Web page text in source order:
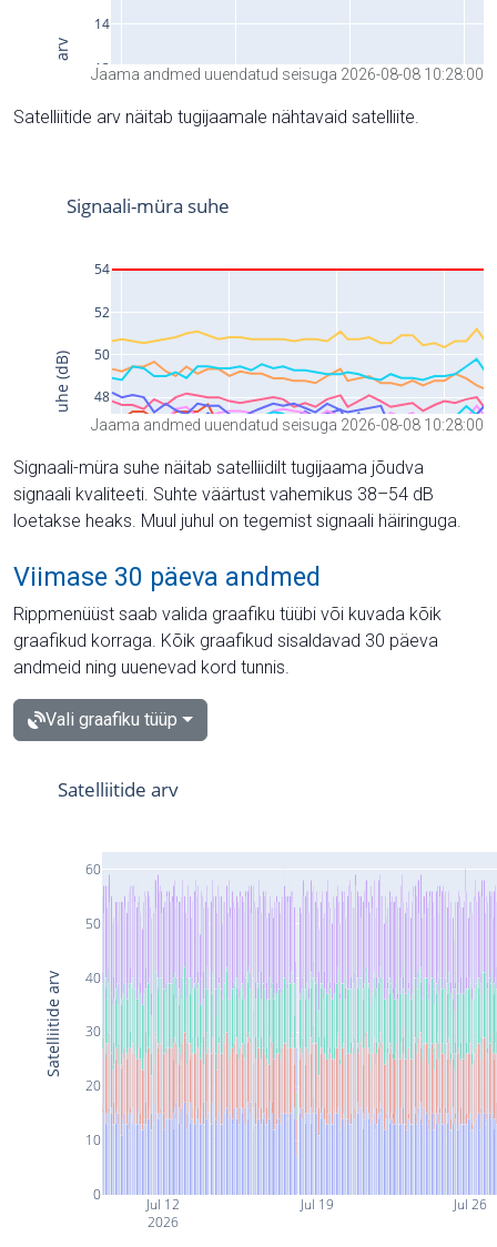
Jaama andmed uuendatud seisuga 2026-08-08 10:28:00
Satelliitide arv näitab tugijaamale nähtavaid satelliite.
Jaama andmed uuendatud seisuga 2026-08-08 10:28:00
Signaali-müra suhe näitab satelliidilt tugijaama jõudva
signaali kvaliteeti. Suhte väärtust vahemikus 38–54 dB
loetakse heaks. Muul juhul on tegemist signaali häiringuga.
Viimase 30 päeva andmed
Rippmenüüst saab valida graafiku tüübi või kuvada kõik
graafikud korraga. Kõik graafikud sisaldavad 30 päeva
andmeid ning uuenevad kord tunnis.
Vali graafiku tüüp
Jul 12
2026
Jul 19 Jul 26
0
10
20
30
40
50
60
Satelliitide arv
Satelliitide arv